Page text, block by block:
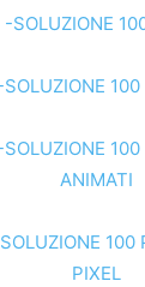
-SOLUZIONE
ANIMATI
100
PIXEL